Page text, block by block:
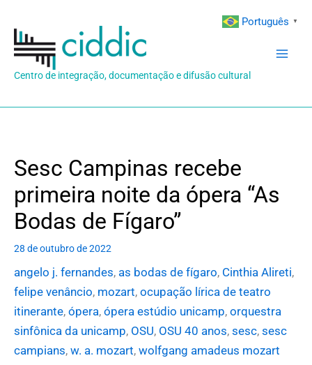
para
conteúdo
Centro de integração, documentação e difusão cultural
Sesc Campinas recebe
primeira noite da ópera “As
Bodas de Fígaro”
28 de outubro de 2022
angelo j. fernandes, as bodas de fígaro, Cinthia Alireti,
felipe venâncio, mozart, ocupação lírica de teatro
itinerante, ópera, ópera estúdio unicamp, orquestra
sinfônica da unicamp, OSU, OSU 40 anos, sesc, sesc
campians, w. a. mozart, wolfgang amadeus mozart
Português ▼